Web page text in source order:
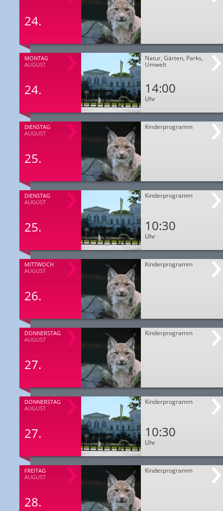
24.
MONTAG
AUGUST
24.
Natur, Gärten, Parks,
Umwelt
14:00
Uhr
DIENSTAG
AUGUST
25.
Kinderprogramm
DIENSTAG
AUGUST
25.
Kinderprogramm
10:30
Uhr
MITTWOCH
AUGUST
26.
Kinderprogramm
DONNERSTAG
AUGUST
27.
Kinderprogramm
DONNERSTAG
AUGUST
27.
Kinderprogramm
10:30
Uhr
FREITAG
AUGUST
28.
Kinderprogramm